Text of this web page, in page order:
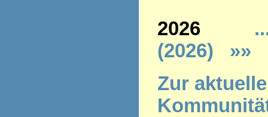
2026
(2026)
»»
Zur